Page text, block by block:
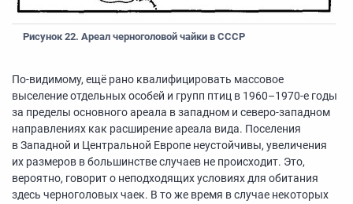
Рисунок 22. Ареал черноголовой чайки в СССР
По-видимому, ещё рано квалифицировать массовое
выселение отдельных особей и групп птиц в 1960–1970-е годы
за пределы основного ареала в западном и северо-западном
направлениях как расширение ареала вида. Поселения
в Западной и Центральной Европе неустойчивы, увеличения
их размеров в большинстве случаев не происходит. Это,
вероятно, говорит о неподходящих условиях для обитания
здесь черноголовых чаек. В то же время в случае некоторых